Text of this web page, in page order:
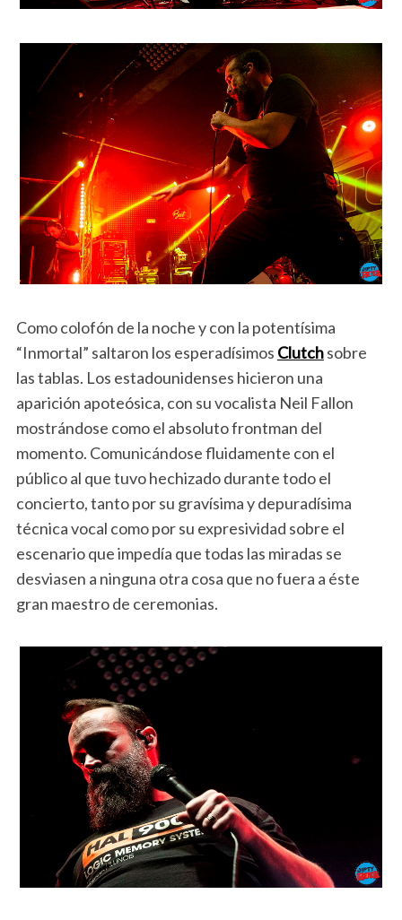
Como colofón de la noche y con la potentísima
“Inmortal” saltaron los esperadísimos Clutchsobre
las tablas. Los estadounidenses hicieron una
aparición apoteósica, con su vocalista Neil Fallon
mostrándose como el absoluto frontman del
momento. Comunicándose fluidamente con el
público al que tuvo hechizado durante todo el
concierto, tanto por su gravísima y depuradísima
técnica vocal como por su expresividad sobre el
escenario que impedía que todas las miradas se
desviasen a ninguna otra cosa que no fuera a éste
gran maestro de ceremonias.